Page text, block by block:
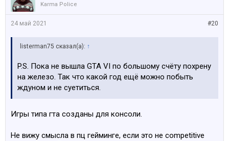
Karma Police
#20
24 май 2021
listerman75 сказал(а): ↑
P.S. Пока не вышла GTA VI по большому счёту похрену
на железо. Так что какой год ещё можно побыть
ждуном и не суетиться.
Игры типа гта созданы для консоли.
Не вижу смысла в пц гейминге, если это не competitive